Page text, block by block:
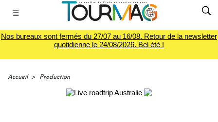
☰
Nos bureaux sont fermés du 27/07 au 16/08. Retour de la newsletter
quotidienne le 24/08/2026. Bel été !
Accueil > Production